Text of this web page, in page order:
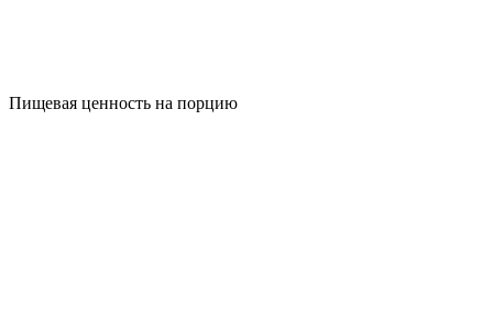
Пищевая ценность на порцию